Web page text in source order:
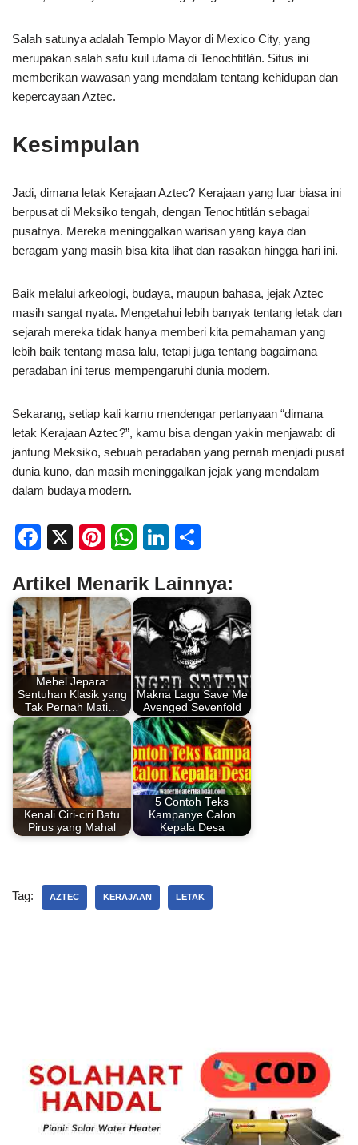
Salah satunya adalah Templo Mayor di Mexico City, yang
merupakan salah satu kuil utama di Tenochtitlán. Situs ini
memberikan wawasan yang mendalam tentang kehidupan dan
kepercayaan Aztec.
Kesimpulan
Jadi, dimana letak Kerajaan Aztec? Kerajaan yang luar biasa ini
berpusat di Meksiko tengah, dengan Tenochtitlán sebagai
pusatnya. Mereka meninggalkan warisan yang kaya dan
beragam yang masih bisa kita lihat dan rasakan hingga hari ini.
Baik melalui arkeologi, budaya, maupun bahasa, jejak Aztec
masih sangat nyata. Mengetahui lebih banyak tentang letak dan
sejarah mereka tidak hanya memberi kita pemahaman yang
lebih baik tentang masa lalu, tetapi juga tentang bagaimana
peradaban ini terus mempengaruhi dunia modern.
Sekarang, setiap kali kamu mendengar pertanyaan “dimana
letak Kerajaan Aztec?”, kamu bisa dengan yakin menjawab: di
jantung Meksiko, sebuah peradaban yang pernah menjadi pusat
dunia kuno, dan masih meninggalkan jejak yang mendalam
dalam budaya modern.
F
c
e
b
o
o
k
X
Pi
er
e
st
W
at
s
A
p
Li
k
e
dI
n
ar
e
Artikel Menarik Lainnya:
Mebel Jepara:
Sentuhan Klasik yang
Tak Pernah Mati…
Makna Lagu Save Me
Avenged Sevenfold
Kenali Ciri-ciri Batu
Pirus yang Mahal
5 Contoh Teks
Kampanye Calon
Kepala Desa
Tag: AZTEC KERAJAAN LETAK